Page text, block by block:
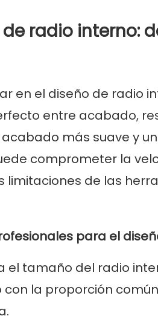
de radio
en el diseño de radio
entre acabado,
más suave y
comprometer la
limitaciones de las
para el
el tamaño del radio
con la proporción